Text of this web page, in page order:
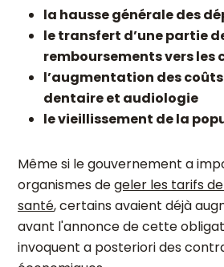
la hausse générale des
le transfert d’une partie
remboursements vers
l’augmentation des
dentaire et audiologie
le vieillissement de la
Même si le gouvernement a
organismes degeler les tarifs
santé, certains avaient déjà
avant l'annonce de cette
invoquent a posteriorides